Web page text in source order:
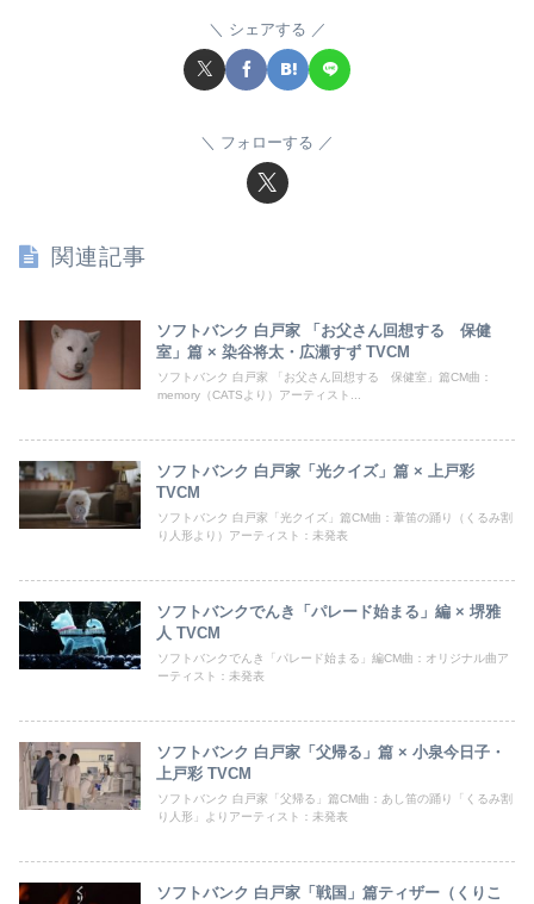
シェアする
フォローする
関連記事
ソフトバンク 白戸家 「お父さん回想する 保健
室」篇 × 染谷将太・広瀬すず TVCM
ソフトバンク 白戸家 「お父さん回想する 保健室」篇CM曲：
memory（CATSより）アーティスト...
ソフトバンク 白戸家「光クイズ」篇 × 上戸彩
TVCM
ソフトバンク 白戸家「光クイズ」篇CM曲：葦笛の踊り（くるみ割
り人形より）アーティスト：未発表
ソフトバンクでんき「パレード始まる」編 × 堺雅
人 TVCM
ソフトバンクでんき「パレード始まる」編CM曲：オリジナル曲ア
ーティスト：未発表
ソフトバンク 白戸家「父帰る」篇 × 小泉今日子・
上戸彩 TVCM
ソフトバンク 白戸家「父帰る」篇CM曲：あし笛の踊り「くるみ割
り人形」よりアーティスト：未発表
ソフトバンク 白戸家「戦国」篇ティザー（くりこ